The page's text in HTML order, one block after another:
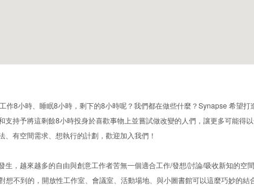
作8小時、睡眠8小時，剩下的8小時呢？我們都在做些什麼？Synapse 希望
支持予將這剩餘8小時投身於喜歡事物上並嘗試做改變的人們，讓更多可能得
、有空間需求、想執行的計劃，歡迎加入我們！
生，越來越多的自由與創意工作者苦無一個適合工作/發想/討論/吸收新知的空
想不到的，開放性工作室、會議室、活動場地、與小圖書館可以這麼巧妙的